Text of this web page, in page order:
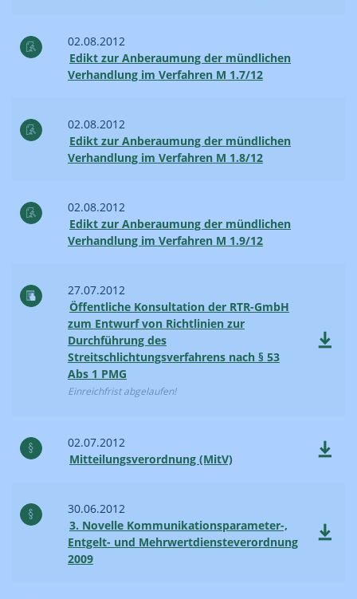
02.08.2012
Edikt zur Anberaumung der mündlichen
Verhandlung im Verfahren M 1.7/12
02.08.2012
Edikt zur Anberaumung der mündlichen
Verhandlung im Verfahren M 1.8/12
02.08.2012
Edikt zur Anberaumung der mündlichen
Verhandlung im Verfahren M 1.9/12
27.07.2012
Öffentliche Konsultation der RTR-GmbH
zum Entwurf von Richtlinien zur
Durchführung des
Streitschlichtungsverfahrens nach § 53
Abs 1 PMG
Einreichfrist abgelaufen!
02.07.2012
Mitteilungsverordnung (MitV)
30.06.2012
3. Novelle Kommunikationsparameter-,
Entgelt- und Mehrwertdiensteverordnung
2009